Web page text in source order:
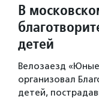
В
детей
Велозаезд
организовал
детей,